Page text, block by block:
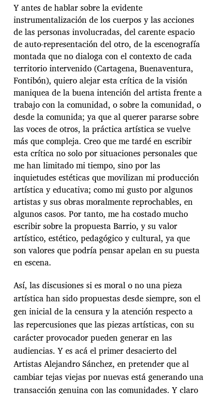
Y antes de hablar sobre la evidente
instrumentalización de los cuerpos y las acciones
de las personas involucradas, del carente espacio
de auto-representación del otro, de la escenografía
montada que no dialoga con el contexto de cada
territorio intervenido (Cartagena, Buenaventura,
Fontibón), quiero alejar esta crítica de la visión
maniquea de la buena intención del artista frente a
trabajo con la comunidad, o sobre la comunidad, o
desde la comunida; ya que al querer pararse sobre
las voces de otros, la práctica artística se vuelve
más que compleja. Creo que me tardé en escribir
esta crítica no solo por situaciones personales que
me han limitado mi tiempo, sino por las
inquietudes estéticas que movilizan mi producción
artística y educativa; como mi gusto por algunos
artistas y sus obras moralmente reprochables, en
algunos casos. Por tanto, me ha costado mucho
escribir sobre la propuesta Barrio, y su valor
artístico, estético, pedagógico y cultural, ya que
son valores que podría pensar apelan en su puesta
en escena.
Así, las discusiones si es moral o no una pieza
artística han sido propuestas desde siempre, son el
gen inicial de la censura y la atención respecto a
las repercusiones que las piezas artísticas, con su
carácter provocador pueden generar en las
audiencias. Y es acá el primer desacierto del
Artistas Alejandro Sánchez, en pretender que al
cambiar tejas viejas por nuevas está generando una
transacción genuina con las comunidades. Y claro